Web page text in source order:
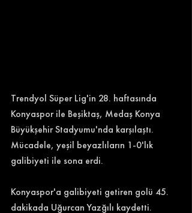
Trendyol Süper Lig'in 28. haftasında
Konyaspor ile Beşiktaş, Medaş Konya
Büyükşehir Stadyumu'nda karşılaştı.
Mücadele, yeşil beyazlıların 1-0'lık
galibiyeti ile sona erdi.
Konyaspor'a galibiyeti getiren golü 45.
dakikada Uğurcan Yazğılı kaydetti.